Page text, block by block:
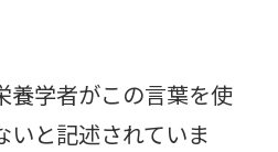
養学者がこの言葉を使
いと記述されていま